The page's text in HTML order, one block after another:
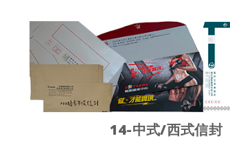
14-中式/西式信封